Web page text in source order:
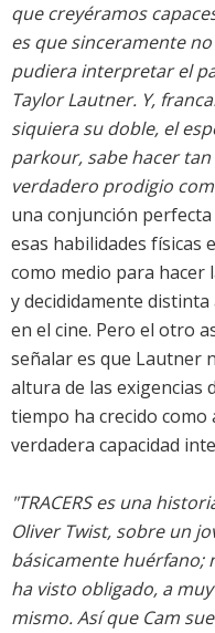
que creyéramos
es que sinceramente
pudiera interpretar el
Taylor Lautner. Y,
siquiera su doble, el
parkour, sabe hacer
verdadero prodigio
una conjunción
esas habilidades físicas
como medio para hacer
y decididamente
en el cine. Pero el otro
señalar es que Lautner
altura de las exigencias
tiempo ha crecido como
verdadera capacidad
"TRACERS es una
Oliver Twist, sobre un
básicamente huérfano;
ha visto obligado, a
mismo. Así que Cam